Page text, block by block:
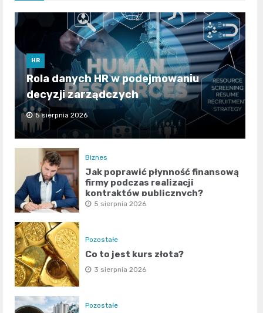
HR
Rola danych HR w podejmowaniu
decyzji zarządczych
5 sierpnia 2026
Biznes
Jak poprawić płynność finansową
firmy podczas realizacji
kontraktów publicznych?
5 sierpnia 2026
Pozostałe
Co to jest kurs złota?
3 sierpnia 2026
Pozostałe